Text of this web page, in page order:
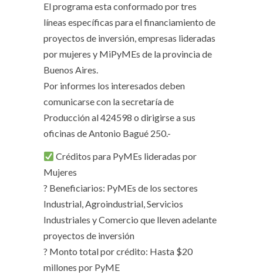
El programa esta conformado por tres
líneas específicas para el financiamiento de
proyectos de inversión, empresas lideradas
por mujeres y MiPyMEs de la provincia de
Buenos Aires.
Por informes los interesados deben
comunicarse con la secretaría de
Producción al 424598 o dirigirse a sus
oficinas de Antonio Bagué 250.-
Créditos para PyMEs lideradas por
Mujeres
? Beneficiarios: PyMEs de los sectores
Industrial, Agroindustrial, Servicios
Industriales y Comercio que lleven adelante
proyectos de inversión
? Monto total por crédito: Hasta $20
millones por PyME